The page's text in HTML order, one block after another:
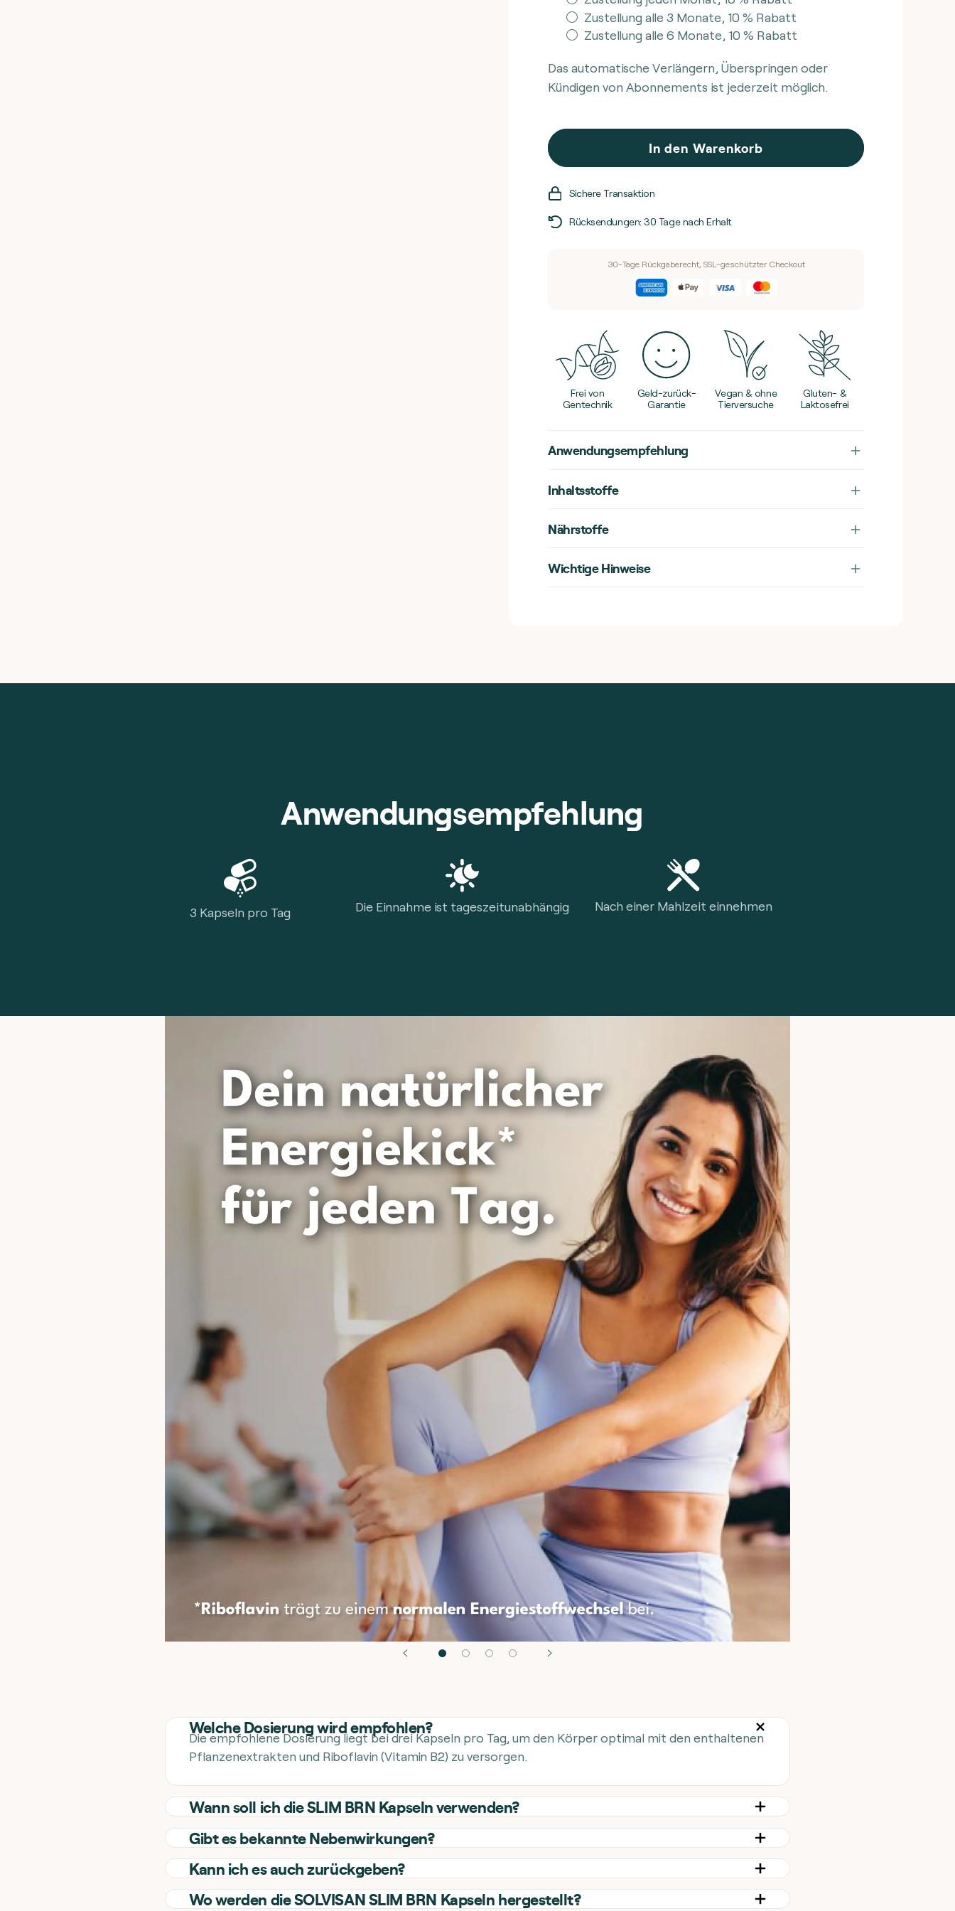
für
SLIM
BRN
für
SLIM
BRN
Zustellung alle 3 Monate, 10 % Rabatt
Zustellung alle 6 Monate, 10 % Rabatt
Das automatische Verlängern, Überspringen oder
Kündigen von Abonnements ist jederzeit möglich.
In den Warenkorb
Sichere Transaktion
Rücksendungen: 30 Tage nach Erhalt
30-Tage Rückgaberecht, SSL-geschützter Checkout
Frei von
Gentechnik
Geld-zurück-
Garantie
Vegan & ohne
Tierversuche
Gluten- &
Laktosefrei
Anwendungsempfehlung
Inhaltsstoffe
Nährstoffe
Wichtige Hinweise
Anwendungsempfehlung
3 Kapseln pro Tag Die Einnahme ist tageszeitunabhängig Nach einer Mahlzeit einnehmen
Welche Dosierung wird empfohlen?
Die empfohlene Dosierung liegt bei drei Kapseln pro Tag, um den Körper optimal mit den enthaltenen
Pflanzenextrakten und Riboflavin (Vitamin B2) zu versorgen.
Wann soll ich die SLIM BRN Kapseln verwenden?
Gibt es bekannte Nebenwirkungen?
Kann ich es auch zurückgeben?
Wo werden die SOLVISAN SLIM BRN Kapseln hergestellt?